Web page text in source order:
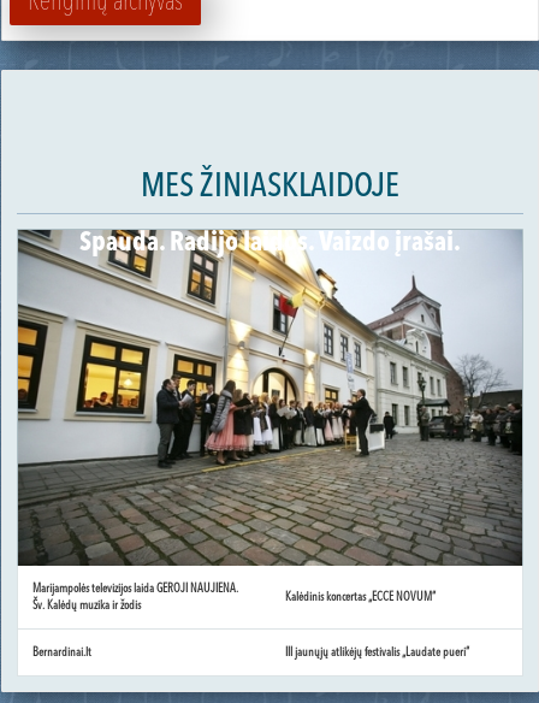
MES ŽINIASKLAIDOJE
Spauda. Radijo laidos. Vaizdo įrašai.
Marijampolės televizijos laida GEROJI NAUJIENA.
Šv. Kalėdų muzika ir žodis
Kalėdinis koncertas „ECCE NOVUM“
Bernardinai.lt III jaunųjų atlikėjų festivalis „Laudate pueri“